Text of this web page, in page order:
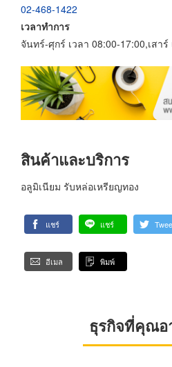
02-468-1422
เวลาทำการ
จันทร์-ศุกร์ เวลา 08:00-17:00,เสาร์
สินค้าและบริการ
อลูมิเนียม รับหล่อเหรียญทอง
แชร์ แชร์
อีเมล พิมพ์
ธุรกิจที่คุณอ